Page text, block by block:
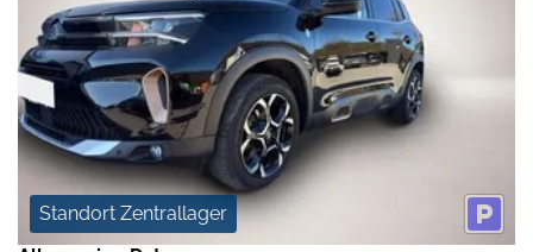
Standort Zentrallager